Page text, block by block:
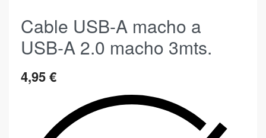
Cable USB-A macho a
USB-A 2.0 macho 3mts.
4,95€